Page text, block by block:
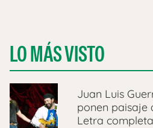
LO MÁS VISTO
Juan Luis
ponen paisaje
Letra